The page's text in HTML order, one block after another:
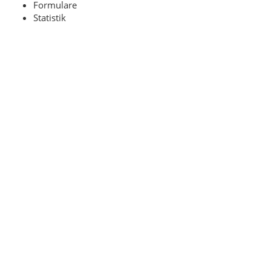
Formulare
Statistik